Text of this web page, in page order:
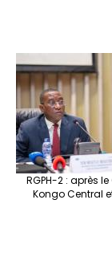
RGPH-2 : après
Kongo Central